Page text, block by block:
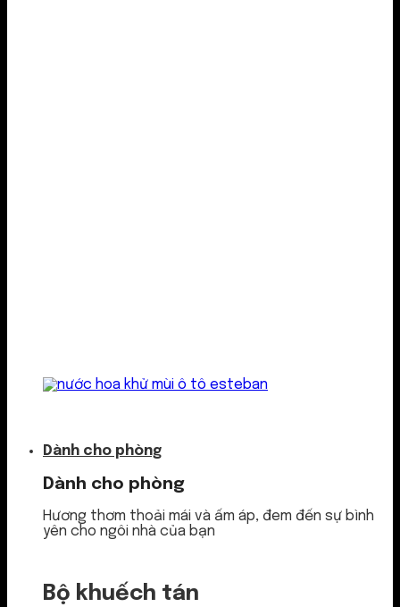
Dành cho phòng
Dành cho phòng
Hương thơm thoải mái và ấm áp, đem đến sự bình
yên cho ngôi nhà của bạn
Bộ khuếch tán